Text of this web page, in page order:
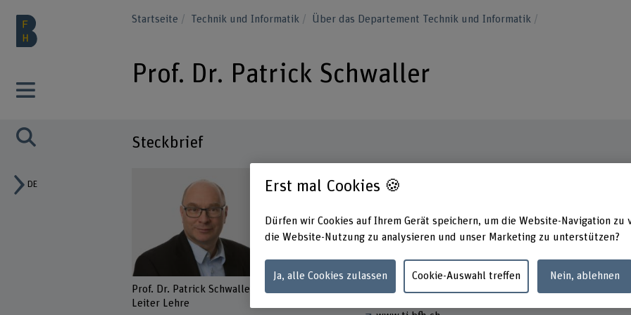
DE
Startseite Technik und Informatik Über das Departement Technik und Informatik
Prof. Dr. Patrick Schwaller
Steckbrief
Prof. Dr. Patrick Schwaller
Leiter Lehre
Kontakt
E-Mail anzeigen
www.bfh.ch/de/patrick-schwaller
Links
Lehre
Erst mal Cookies 🍪
Dürfen wir Cookies auf Ihrem Gerät speichern, um die Website-Navigation zu
die Website-Nutzung zu analysieren und unser Marketing zu unterstützen?
Ja, alle Cookies zulassen Cookie-Auswahl treffen Nein, ablehnen